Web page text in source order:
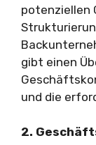
potenziellen
gibt einen
und die
2.